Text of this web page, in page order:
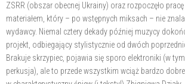
ZSRR (obszar obecnej Ukrainy) oraz rozpoczęło
materiałem, który – po wstępnych miksach – nie
wydawcy. Niemal cztery dekady później muzycy
projekt, odbiegający stylistycznie od dwóch
Brakuje skrzypiec, pojawia się sporo elektroniki (w
perkusja), ale to przede wszystkim wciąż bardzo